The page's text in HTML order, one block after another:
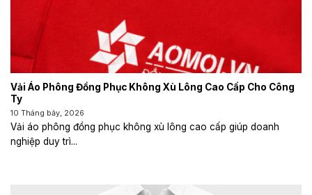
Vải Áo Phông Đồng Phục Không Xù Lông Cao Cấp Cho Công
Ty
10 Tháng bảy, 2026
Vải áo phông đồng phục không xù lông cao cấp giúp doanh
nghiệp duy trì...